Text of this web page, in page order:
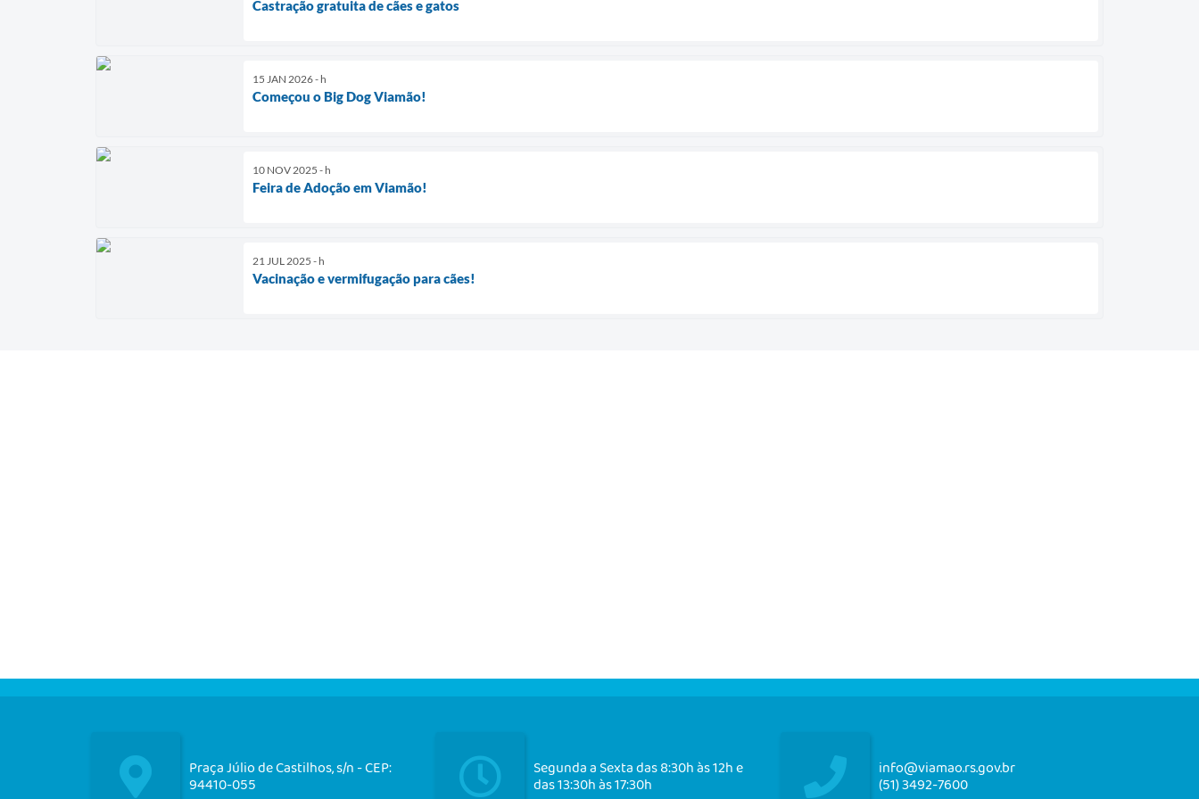
Castração gratuita de cães e gatos
15 JAN 2026 - h
Começou o Big Dog Viamão!
10 NOV 2025 - h
Feira de Adoção em Viamão!
21 JUL 2025 - h
Vacinação e vermifugação para cães!
Praça Júlio de Castilhos, s/n - CEP:
94410-055
Segunda a Sexta das 8:30h às 12h e
das 13:30h às 17:30h
info@viamao.rs.gov.br
(51) 3492-7600